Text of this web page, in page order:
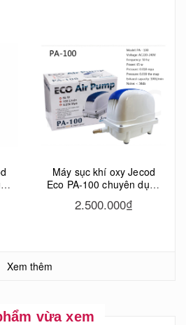
Máy sục khí oxy Jecod
Eco PA-100 chuyên dụng
2.500.000₫
Xem thêm
vừa xem